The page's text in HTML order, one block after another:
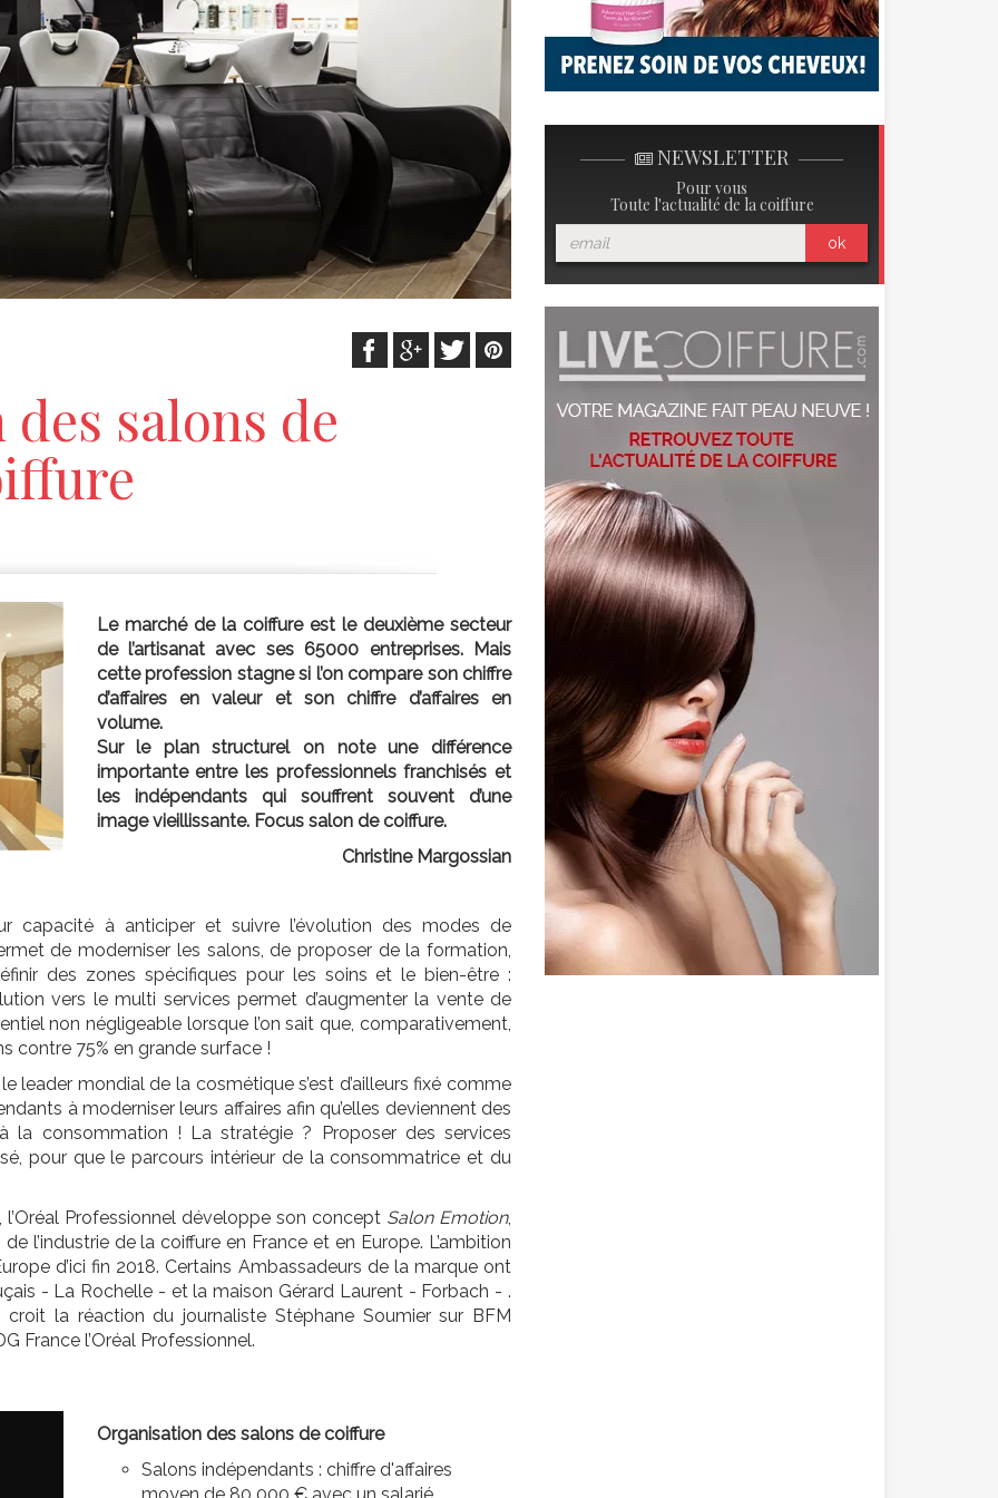
salons de
Le marché de la coiffure est le deuxième secteur
de l’artisanat avec ses 65000 entreprises. Mais
cette profession stagne si l’on compare son chiffre
d’affaires en valeur et son chiffre d’affaires en
volume.
Sur le plan structurel on note une différence
importante entre les professionnels franchisés et
les indépendants qui souffrent souvent d’une
image vieillissante. Focus salon de coiffure.
Christine Margossian
capacité à anticiper et suivre l’évolution des modes de
de moderniser les salons, de proposer de la formation,
des zones spécifiques pour les soins et le bien-être :
vers le multi services permet d’augmenter la vente de
non négligeable lorsque l’on sait que, comparativement,
contre 75% en grande surface !
leader mondial de la cosmétique s’est d’ailleurs fixé comme
à moderniser leurs affaires afin qu’elles deviennent des
la consommation ! La stratégie ? Proposer des services
pour que le parcours intérieur de la consommatrice et du
l’Oréal Professionnel développe son concept Salon Emotion,
l’industrie de la coiffure en France et en Europe. L’ambition
d’ici fin 2018. Certains Ambassadeurs de la marque ont
- La Rochelle - et la maison Gérard Laurent - Forbach - .
la réaction du journaliste Stéphane Soumier sur BFM
France l’Oréal Professionnel.
Organisation des salons de coiffure
Salons indépendants : chiffre d'affaires
NEWSLETTER
Pour vous
Toute l'actualité de la coiffure
ok